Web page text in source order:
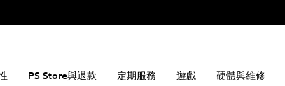
PS Store與退款 定期服務 遊戲 硬體與維修